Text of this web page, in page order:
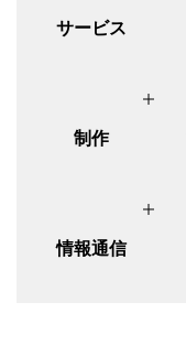
サービス
制作
情報通信